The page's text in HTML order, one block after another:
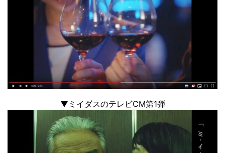
▼ミイダスのテレビCM第1弾